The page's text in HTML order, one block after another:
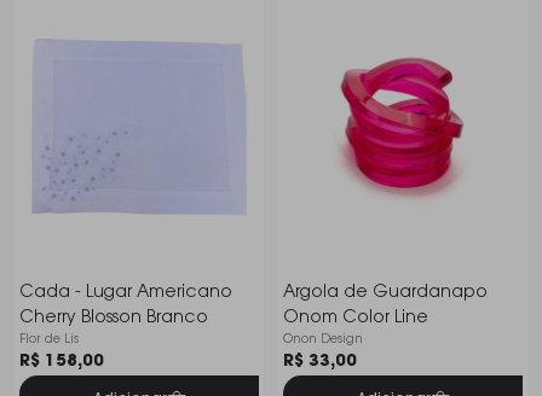
Cada - Lugar Americano
Cherry Blosson Branco
Flor de Lis
R$ 158,00
Argola de Guardanapo
Onom Color Line
Onon Design
R$ 33,00